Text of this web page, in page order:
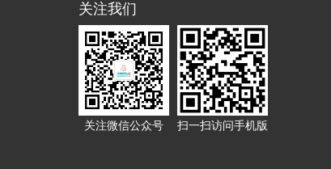
关注我们
关注微信公众号 扫一扫访问手机版